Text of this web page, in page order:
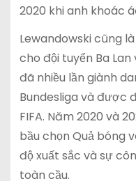
2020 khi anh khoác
Lewandowski cũng
cho đội tuyển Ba
đã nhiều lần giành
Bundesliga và được
FIFA. Năm 2020 và
bầu chọn Quả bóng
độ xuất sắc và sự
toàn cầu.